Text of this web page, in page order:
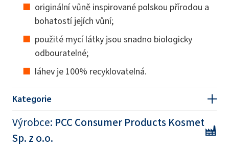
originální vůně inspirované polskou přírodou a
bohatostí jejích vůní;
použité mycí látky jsou snadno biologicky
odbouratelné;
láhev je 100% recyklovatelná.
Kategorie
Výrobce: PCC Consumer Products Kosmet
Sp. z o.o.